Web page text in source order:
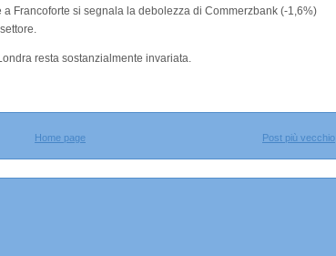
Francoforte si segnala la debolezza di Commerzbank (-1,6%)
resta sostanzialmente invariata.
Post più vecchio
Home page